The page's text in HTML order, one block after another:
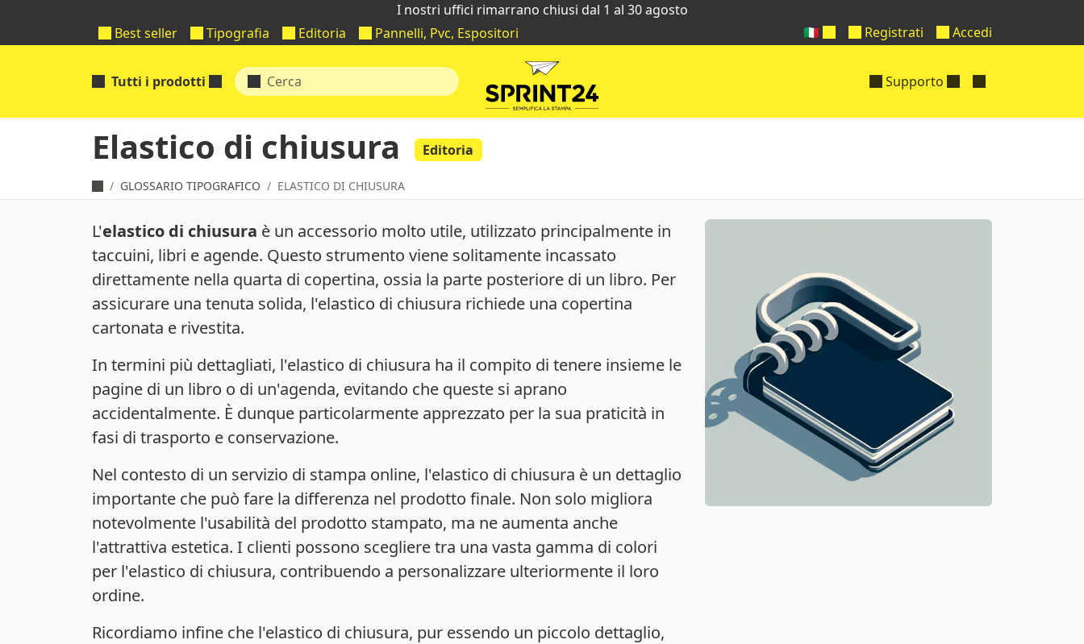
I nostri uffici rimarrano chiusi dal 1 al 30 agosto
Best seller
Tipografia Editoria Pannelli, Pvc, Espositori Registrati Accedi
🇮🇹
Tutti i prodotti Supporto
Elastico di chiusura Editoria
GLOSSARIO TIPOGRAFICO ELASTICO DI CHIUSURA
L'elastico di chiusura è un accessorio molto utile, utilizzato principalmente in
taccuini, libri e agende. Questo strumento viene solitamente incassato
direttamente nella quarta di copertina, ossia la parte posteriore di un libro. Per
assicurare una tenuta solida, l'elastico di chiusura richiede una copertina
cartonata e rivestita.
In termini più dettagliati, l'elastico di chiusura ha il compito di tenere insieme le
pagine di un libro o di un'agenda, evitando che queste si aprano
accidentalmente. È dunque particolarmente apprezzato per la sua praticità in
fasi di trasporto e conservazione.
Nel contesto di un servizio di stampa online, l'elastico di chiusura è un dettaglio
importante che può fare la differenza nel prodotto finale. Non solo migliora
notevolmente l'usabilità del prodotto stampato, ma ne aumenta anche
l'attrattiva estetica. I clienti possono scegliere tra una vasta gamma di colori
per l'elastico di chiusura, contribuendo a personalizzare ulteriormente il loro
ordine.
Ricordiamo infine che l'elastico di chiusura, pur essendo un piccolo dettaglio,